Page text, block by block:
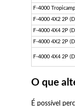
F-4000
F-4000 4X2 2P
F-4000 4X4 2P
F-4000 4X2 2P
F-4000 4X4 2P
O que
É possível